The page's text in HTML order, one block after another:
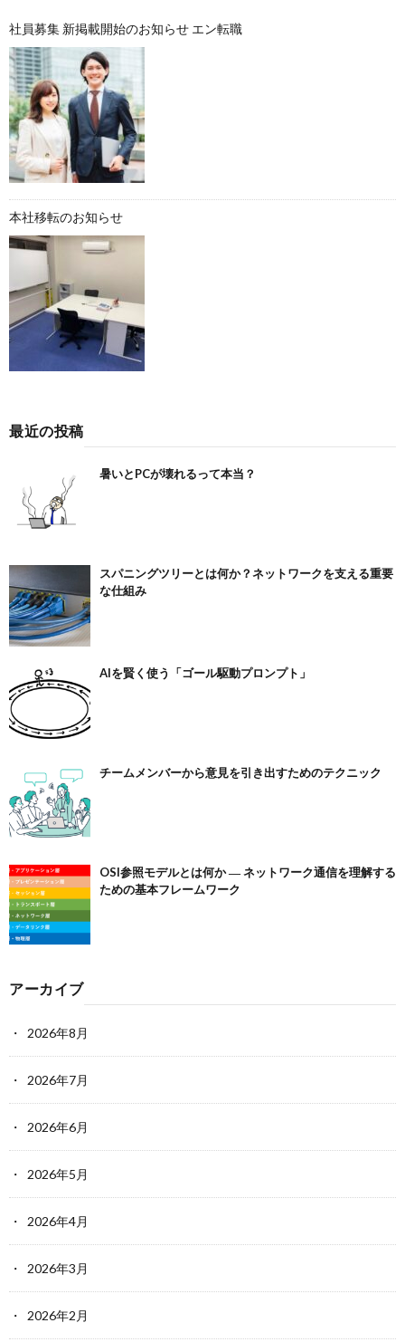
社員募集 新掲載開始のお知らせ エン転職
本社移転のお知らせ
最近の投稿
暑いとPCが壊れるって本当？
スパニングツリーとは何か？ネットワークを支える重要
な仕組み
AIを賢く使う「ゴール駆動プロンプト」
チームメンバーから意見を引き出すためのテクニック
OSI参照モデルとは何か ― ネットワーク通信を理解する
ための基本フレームワーク
アーカイブ
2026年8月
2026年7月
2026年6月
2026年5月
2026年4月
2026年3月
2026年2月